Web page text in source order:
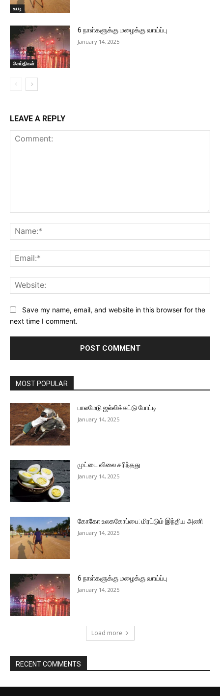
கபடி
செய்திகள்
6 நாள்களுக்கு மழைக்கு வாய்ப்பு
January 14, 2025
LEAVE A REPLY
Save my name, email, and website in this browser for the
next time I comment.
MOST POPULAR
பாலமேடு ஜல்லிக்கட்டு போட்டி
January 14, 2025
முட்டை விலை சரிந்தது
January 14, 2025
கோகோ உலககோப்பை: மிரட்டும் இந்திய அணி
January 14, 2025
6 நாள்களுக்கு மழைக்கு வாய்ப்பு
January 14, 2025
Load more
RECENT COMMENTS